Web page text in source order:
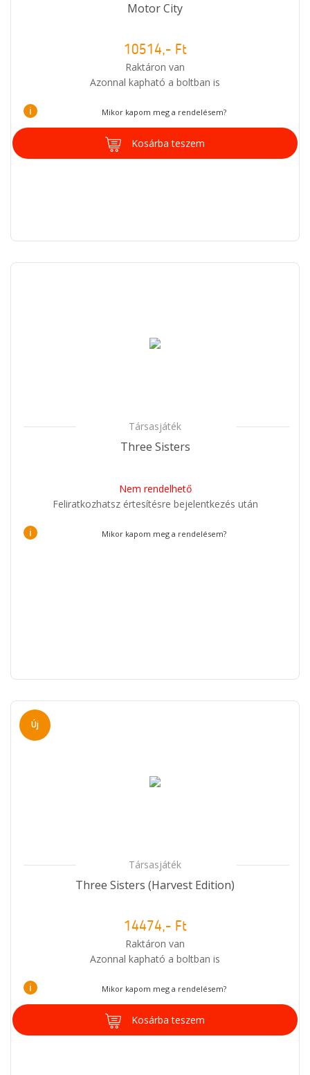
Motor City
10514,- Ft
Raktáron van
Azonnal kapható a boltban is
i Mikor kapom meg a rendelésem?
Kosárba teszem
Társasjáték
Three Sisters
Nem rendelhető
Feliratkozhatsz értesítésre bejelentkezés után
i Mikor kapom meg a rendelésem?
Új
Társasjáték
Three Sisters (Harvest Edition)
14474,- Ft
Raktáron van
Azonnal kapható a boltban is
i Mikor kapom meg a rendelésem?
Kosárba teszem